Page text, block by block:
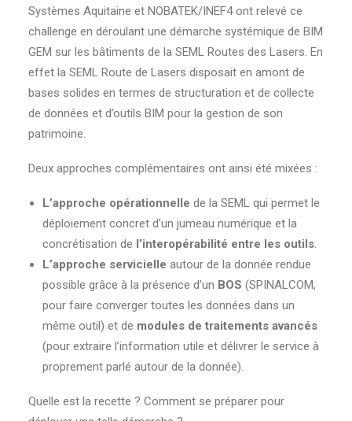
Systèmes Aquitaine et NOBATEK/INEF4 ont relevé ce
challenge en déroulant une démarche systémique de BIM
GEM sur les bâtiments de la SEML Routes des Lasers. En
effet la SEML Route de Lasers disposait en amont de
bases solides en termes de structuration et de collecte
de données et d’outils BIM pour la gestion de son
patrimoine.
Deux approches complémentaires ont ainsi été mixées :
L’approche opérationnelle de la SEML qui permet le
déploiement concret d’un jumeau numérique et la
concrétisation de l’interopérabilité entre les outils.
L’approche servicielle autour de la donnée rendue
possible grâce à la présence d’un BOS (SPINALCOM,
pour faire converger toutes les données dans un
même outil) et de modules de traitements avancés
(pour extraire l’information utile et délivrer le service à
proprement parlé autour de la donnée).
Quelle est la recette ? Comment se préparer pour